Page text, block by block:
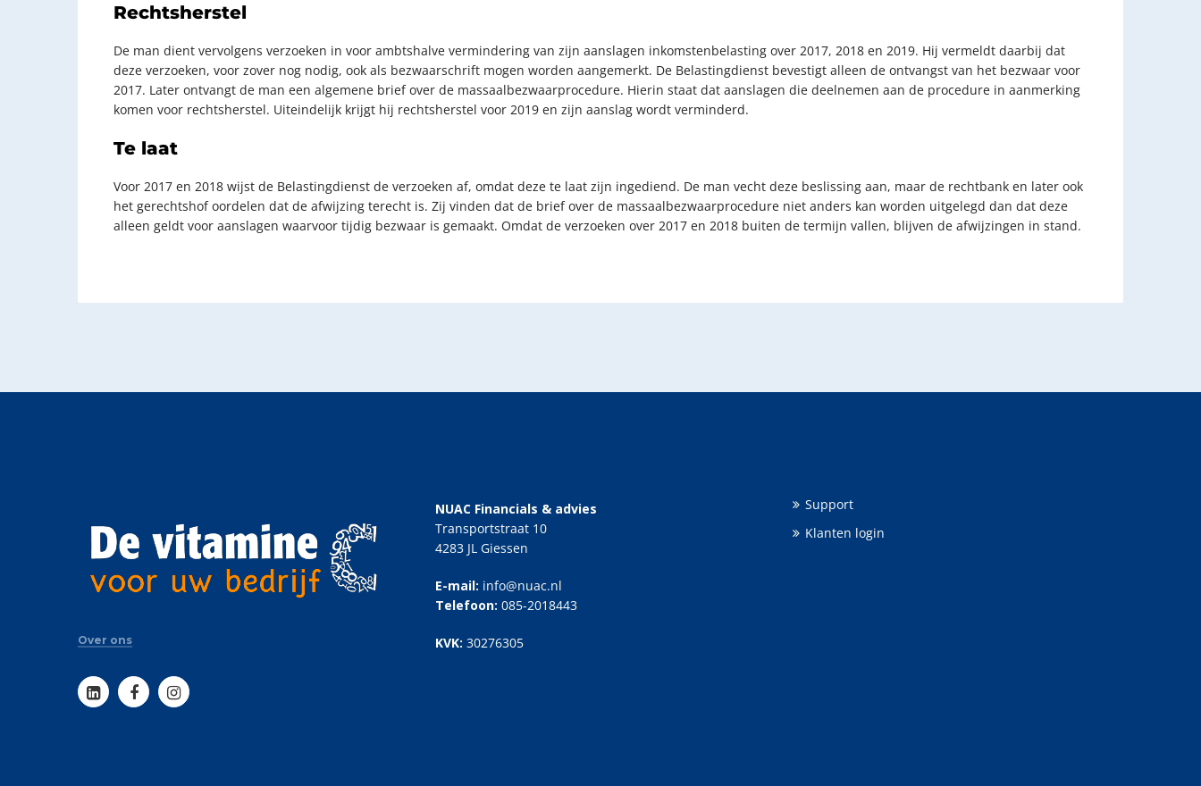
Rechtsherstel
De man dient vervolgens verzoeken in voor ambtshalve vermindering van zijn aanslagen inkomstenbelasting over 2017, 2018 en 2019. Hij vermeldt daarbij dat
deze verzoeken, voor zover nog nodig, ook als bezwaarschrift mogen worden aangemerkt. De Belastingdienst bevestigt alleen de ontvangst van het bezwaar voor
2017. Later ontvangt de man een algemene brief over de massaalbezwaarprocedure. Hierin staat dat aanslagen die deelnemen aan de procedure in aanmerking
komen voor rechtsherstel. Uiteindelijk krijgt hij rechtsherstel voor 2019 en zijn aanslag wordt verminderd.
Te laat
Voor 2017 en 2018 wijst de Belastingdienst de verzoeken af, omdat deze te laat zijn ingediend. De man vecht deze beslissing aan, maar de rechtbank en later ook
het gerechtshof oordelen dat de afwijzing terecht is. Zij vinden dat de brief over de massaalbezwaarprocedure niet anders kan worden uitgelegd dan dat deze
alleen geldt voor aanslagen waarvoor tijdig bezwaar is gemaakt. Omdat de verzoeken over 2017 en 2018 buiten de termijn vallen, blijven de afwijzingen in stand.
Over ons
NUAC Financials & advies
Transportstraat 10
4283 JL Giessen
E-mail: info@nuac.nl
Telefoon: 085-2018443
KVK: 30276305
Support
Klanten login